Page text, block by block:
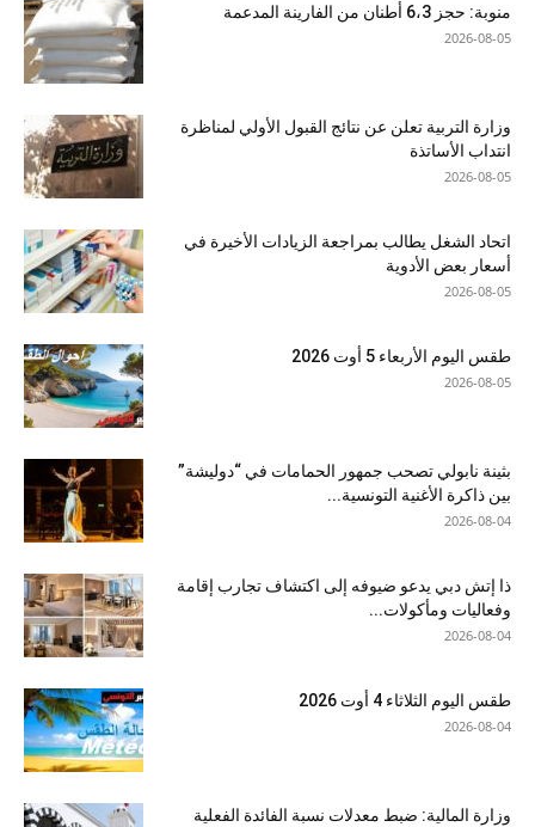
منوبة: حجز 6،3 أطنان من الفارينة المدعمة
2026-08-05
وزارة التربية تعلن عن نتائج القبول الأولي لمناظرة
انتداب الأساتذة
2026-08-05
اتحاد الشغل يطالب بمراجعة الزيادات الأخيرة في
أسعار بعض الأدوية
2026-08-05
طقس اليوم الأربعاء 5 أوت 2026
2026-08-05
بثينة نابولي تصحب جمهور الحمامات في “دوليشة”
بين ذاكرة الأغنية التونسية...
2026-08-04
ذا إتش دبي يدعو ضيوفه إلى اكتشاف تجارب إقامة
وفعاليات ومأكولات...
2026-08-04
طقس اليوم الثلاثاء 4 أوت 2026
2026-08-04
وزارة المالية: ضبط معدلات نسبة الفائدة الفعلية